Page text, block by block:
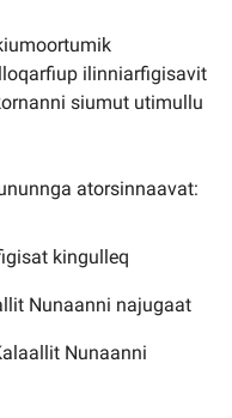
ilinniarfigisavit
siumut utimullu
atorsinnaavat:
kingulleq
Nunaanni najugaat
Nunaanni